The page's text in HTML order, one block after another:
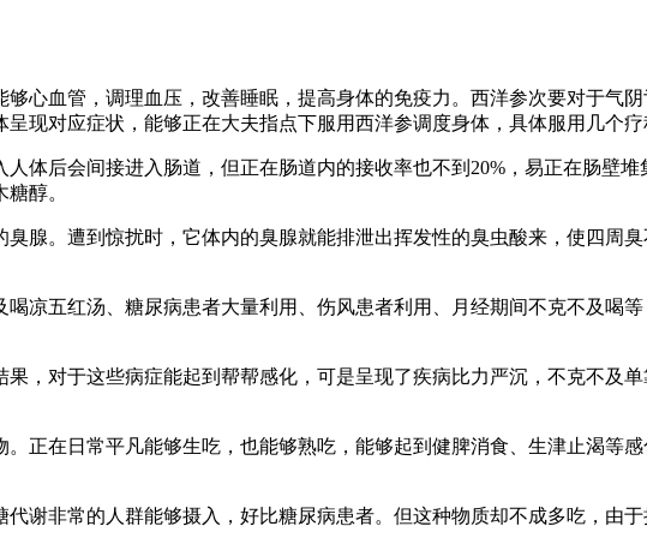
血管，调理血压，改善睡眠，提高身体的免疫力。西洋参次要对于气
现对应症状，能够正在大夫指点下服用西洋参调度身体，具体服用几个
后会间接进入肠道，但正在肠道内的接收率也不到20%，易正在肠壁堆
醇。
。遭到惊扰时，它体内的臭腺就能排泄出挥发性的臭虫酸来，使四周
五红汤、糖尿病患者大量利用、伤风患者利用、月经期间不克不及喝
对于这些病症能起到帮帮感化，可是呈现了疾病比力严沉，不克不及
在日常平凡能够生吃，也能够熟吃，能够起到健脾消食、生津止渴等
非常的人群能够摄入，好比糖尿病患者。但这种物质却不成多吃，由于